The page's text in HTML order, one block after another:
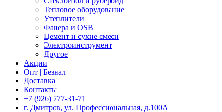
Тепловое оборудование
Утеплители
Фанера и OSB
Цемент и сухие смеси
Электроинструмент
Другое
Акции
Опт | Безнал
Доставка
Контакты
+7 (926) 777-31-71
г. Дмитров, ул. Профессиональная, д.100А